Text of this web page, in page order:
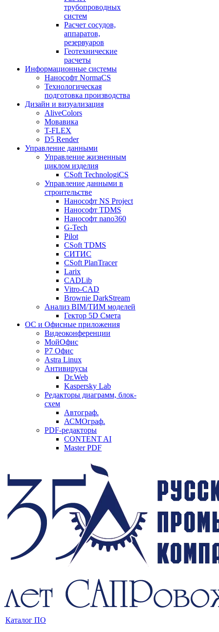
трубопроводных
систем
Расчет сосудов,
аппаратов,
резервуаров
Геотехнические
расчеты
Информационные системы
Нанософт NormaCS
Технологическая
подготовка производства
Дизайн и визуализация
AliveColors
Мовавика
T-FLEX
D5 Render
Управление данными
Управление жизненным
циклом изделия
CSoft TechnologiCS
Управление данными в
строительстве
Нанософт NS Project
Нанософт TDMS
Нанософт nano360
G-Tech
Pilot
CSoft TDMS
СИТИС
CSoft PlanTracer
Larix
CADLib
Vitro-CAD
Brownie DarkStream
Анализ BIM/ТИМ моделей
Гектор 5D Смета
ОС и Офисные приложения
Видеоконференции
МойОфис
P7 Офис
Astra Linux
Антивирусы
Dr.Web
Kaspersky Lab
Редакторы диаграмм, блок-
схем
Автограф.
АСМОграф.
PDF-редакторы
CONTENT AI
Master PDF
Каталог ПО